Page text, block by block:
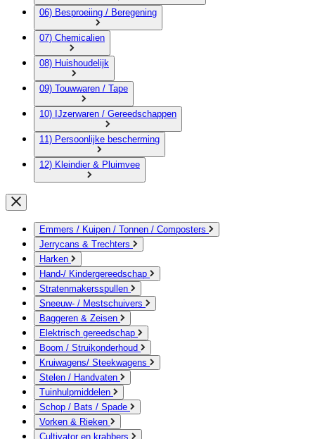
06) Besproeiing / Beregening
07) Chemicalien
08) Huishoudelijk
09) Touwwaren / Tape
10) IJzerwaren / Gereedschappen
11) Persoonlijke bescherming
12) Kleindier & Pluimvee
Emmers / Kuipen / Tonnen / Composters
Jerrycans & Trechters
Harken
Hand-/ Kindergereedschap
Stratenmakersspullen
Sneeuw- / Mestschuivers
Baggeren & Zeisen
Elektrisch gereedschap
Boom / Struikonderhoud
Kruiwagens/ Steekwagens
Stelen / Handvaten
Tuinhulpmiddelen
Schop / Bats / Spade
Vorken & Rieken
Cultivator en krabbers